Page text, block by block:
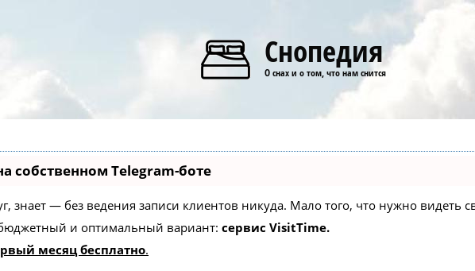
Снопедия
О снах и о том, что нам снится
собственном Telegram-боте
знает — без ведения записи клиентов никуда. Мало того, что нужно
и оптимальный вариант: сервис VisitTime.
месяц бесплатно.